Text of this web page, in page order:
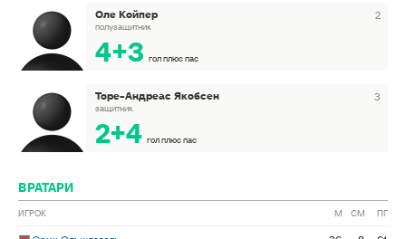
Оле Койпер
полузащитник
4+3 гол плюс пас
2
Торе-Андреас Якобсен
защитник
2+4 гол плюс пас
3
ВРАТАРИ
ИГРОК М СМ ПГ